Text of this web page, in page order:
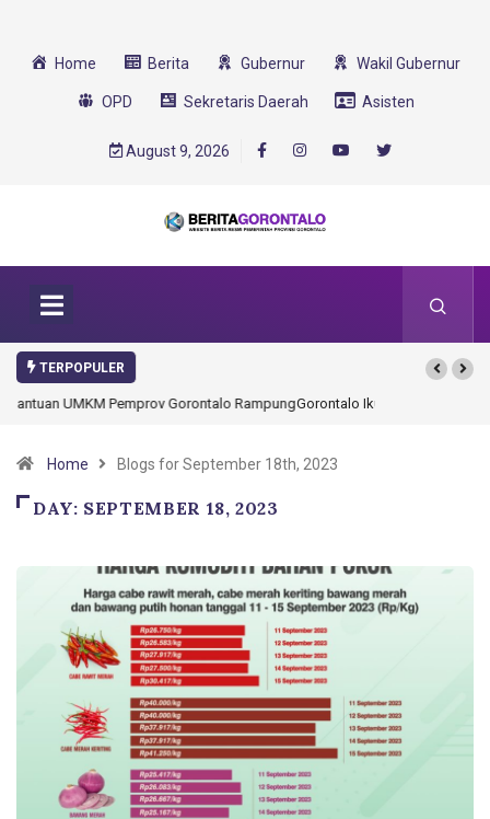
Home Berita Gubernur Wakil Gubernur
OPD Sekretaris Daerah Asisten
August 9, 2026
TERPOPULER
Gorontalo Ikut Dukung Program SMA Unggul Garuda Transformasi 2025
Home Blogs for September 18th, 2023
DAY: SEPTEMBER 18, 2023